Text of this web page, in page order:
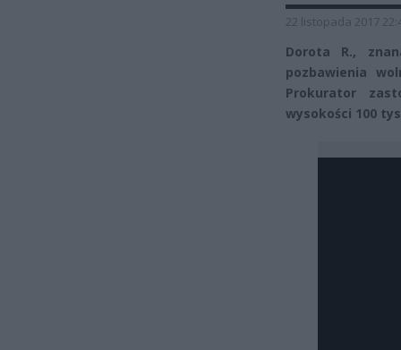
22 listopada 2017
Dorota R.,
pozbawienia
Prokurator
wysokości 100